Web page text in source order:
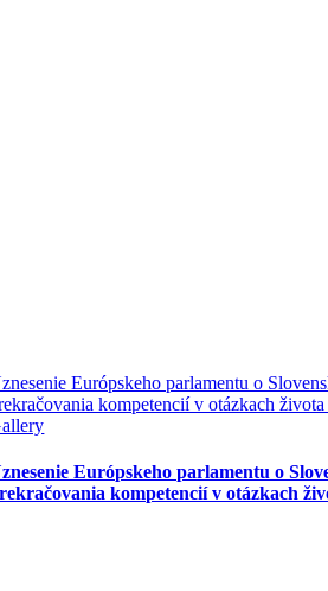
Európskeho parlamentu o
kompetencií v otázkach
Európskeho parlamentu o
kompetencií v otázkach